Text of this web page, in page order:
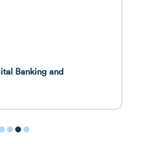
Officer
1 2 3 4